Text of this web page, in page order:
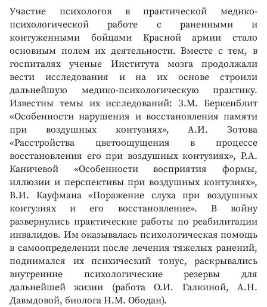
Участие психологов в практической медико-
психологической работе с раненными и
контуженными бойцами Красной армии стало
основным полем их деятельности. Вместе с тем, в
госпиталях ученые Института мозга продолжали
вести исследования и на их основе строили
дальнейшую медико-психологическую практику.
Известны темы их исследований: З.М. Беркенблит
«Особенности нарушения и восстановления памяти
при воздушных контузиях», А.И. Зотова
«Расстройства цветоощущения в процессе
восстановления его при воздушных контузиях», Р.А.
Каничевой «Особенности восприятия формы,
иллюзии и перспективы при воздушных контузиях»,
В.И. Кауфмана «Поражение слуха при воздушных
контузиях и его восстановление». В войну
развернулись практические работы по реабилитации
инвалидов. Им оказывалась психологическая помощь
в самоопределении после лечения тяжелых ранений,
поднимался их психический тонус, раскрывались
внутренние психологические резервы для
дальнейшей жизни (работа О.И. Галкиной, А.Н.
Давыдовой, биолога Н.М. Ободан).